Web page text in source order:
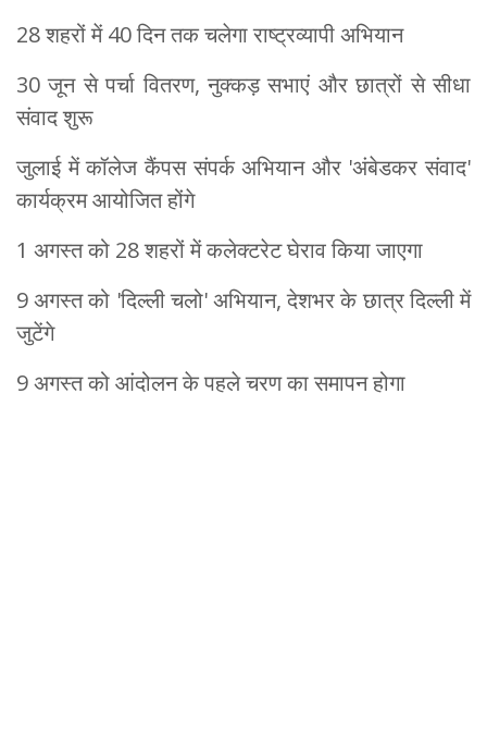
28 शहरों में 40 दिन तक चलेगा राष्ट्रव्यापी अभियान
30 जून से पर्चा वितरण, नुक्कड़ सभाएं और छात्रों से सीधा
संवाद शुरू
जुलाई में कॉलेज कैंपस संपर्क अभियान और 'अंबेडकर संवाद'
कार्यक्रम आयोजित होंगे
1 अगस्त को 28 शहरों में कलेक्टरेट घेराव किया जाएगा
9 अगस्त को 'दिल्ली चलो' अभियान, देशभर के छात्र दिल्ली में
जुटेंगे
9 अगस्त को आंदोलन के पहले चरण का समापन होगा